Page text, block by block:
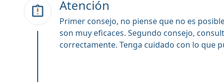
Atención
Primer consejo, no piense que no es
son muy eficaces. Segundo consejo,
correctamente. Tenga cuidado con lo que